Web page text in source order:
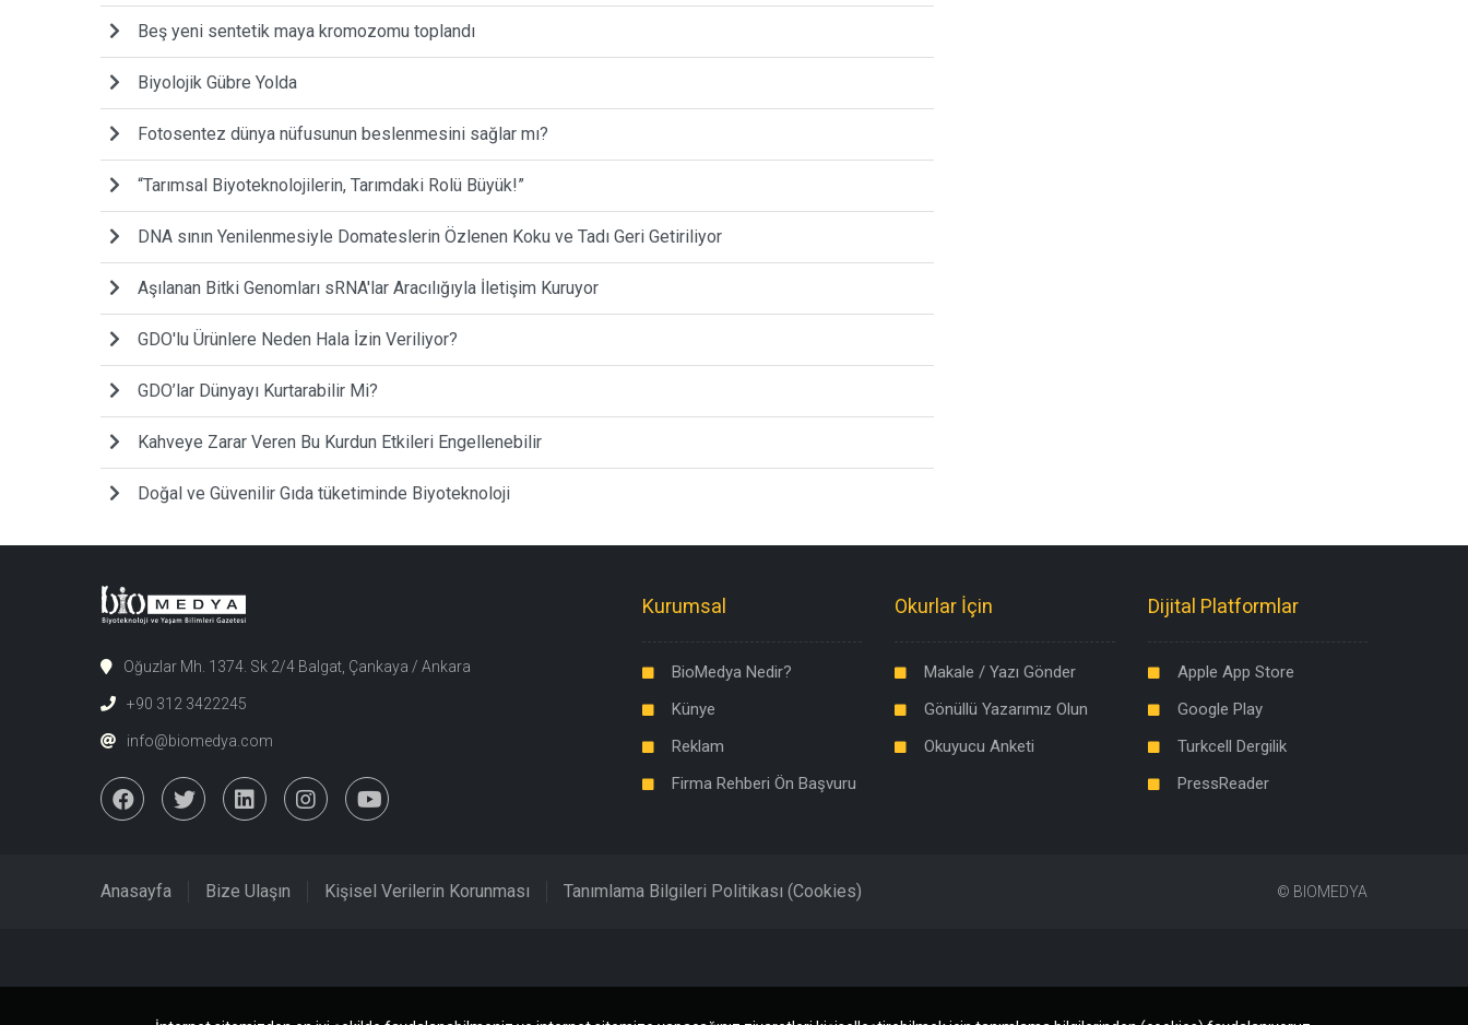
Beş yeni sentetik maya kromozomu toplandı
Biyolojik Gübre Yolda
Fotosentez dünya nüfusunun beslenmesini sağlar mı?
“Tarımsal Biyoteknolojilerin, Tarımdaki Rolü Büyük!”
DNA sının Yenilenmesiyle Domateslerin Özlenen Koku ve Tadı Geri Getiriliyor
Aşılanan Bitki Genomları sRNA'lar Aracılığıyla İletişim Kuruyor
GDO'lu Ürünlere Neden Hala İzin Veriliyor?
GDO’lar Dünyayı Kurtarabilir Mi?
Kahveye Zarar Veren Bu Kurdun Etkileri Engellenebilir
Doğal ve Güvenilir Gıda tüketiminde Biyoteknoloji
Oğuzlar Mh. 1374. Sk 2/4 Balgat, Çankaya / Ankara
+90 312 3422245
info@biomedya.com
Kurumsal
BioMedya Nedir?
Künye
Reklam
Firma Rehberi Ön Başvuru
Okurlar İçin
Makale / Yazı Gönder
Gönüllü Yazarımız Olun
Okuyucu Anketi
Dijital Platformlar
Apple App Store
Google Play
Turkcell Dergilik
PressReader
Anasayfa Bize Ulaşın Kişisel Verilerin Korunması Tanımlama Bilgileri Politikası (Cookies) © BIOMEDYA